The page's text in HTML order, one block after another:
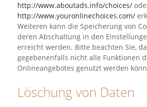
http://www.aboutads.info/choices/
http://www.youronlinechoices.com/
Weiteren kann die Speicherung von
deren Abschaltung in den
erreicht werden. Bitte beachten Sie,
gegebenenfalls nicht alle Funktionen
Onlineangebotes genutzt werden
Löschung von Daten